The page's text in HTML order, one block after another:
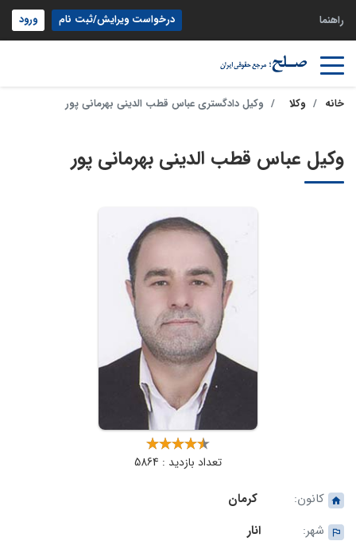
راهنما درخواست ویرایش/ثبت نام ورود
خانه وکلا وکیل دادگستری عباس قطب الدینی بهرمانی پور
وکیل عباس قطب الدینی بهرمانی پور
تعداد بازدید : 5864
کانون:
کرمان
شهر:
انار